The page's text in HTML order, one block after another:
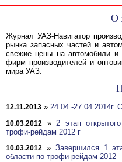
О
Журнал УАЗ-Навигатор
рынка запасных частей и
свежие цены на автомобили и
фирм производителей и
мира УАЗ.
12.11.2013 » 24.04.-
10.03.2012 » 2 этап
трофи-рейдам 2012 г
10.03.2012 » Завершился 1
области по трофи-рейдам 2012